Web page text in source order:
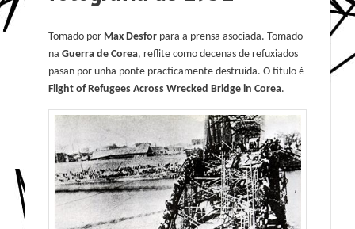
Tomado por Max Desfor para a prensa asociada. Tomado
naGuerra de Corea, reflite como decenas de refuxiados
pasan por unha ponte practicamente destruída. O título é
Flight of Refugees Across Wrecked Bridge in Corea.